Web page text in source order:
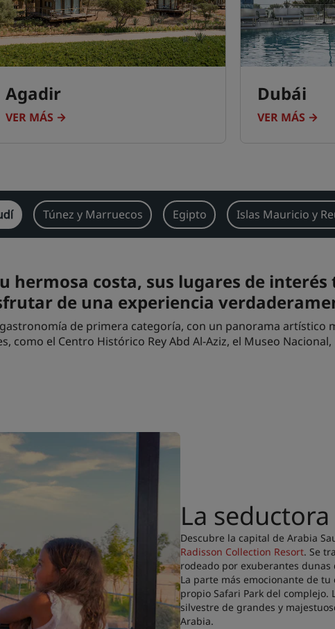
Agadir
VER MÁS
Dubái
VER MÁS
Túnez y Marruecos Egipto Islas Mauricio y
hermosa costa, sus lugares de
de una experiencia
de primera categoría, con un panorama artístico
el Centro Histórico Rey Abd Al-Aziz, el Museo
La seductora
Descubre la capital de Arabia
Radisson Collection Resort. Se
rodeado por exuberantes dunas
La parte más emocionante de
propio Safari Park del
silvestre de grandes y
Arabia.